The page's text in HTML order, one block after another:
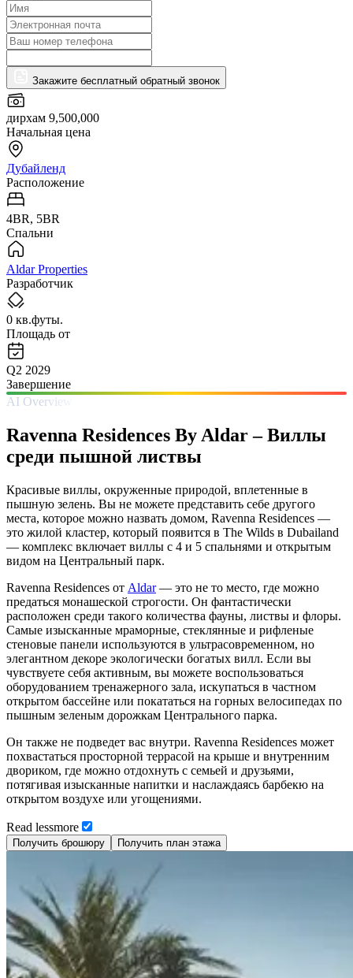
Закажите бесплатный обратный звонок
дирхам 9,500,000
Начальная цена
Дубайленд
Расположение
4BR, 5BR
Спальни
Aldar Properties
Разработчик
0 кв.футы.
Площадь от
Q2 2029
Завершение
AI Overview
Ravenna Residences By Aldar – Виллы
среди пышной листвы
Красивые виллы, окруженные природой, вплетенные в
пышную зелень. Вы не можете представить себе другого
места, которое можно назвать домом, Ravenna Residences —
это жилой кластер, который появится в The Wilds в Dubailand
— комплекс включает виллы с 4 и 5 спальнями и открытым
видом на Центральный парк.
Ravenna Residences от Aldar— это не то место, где можно
предаться монашеской строгости. Он фантастически
расположен среди такого количества фауны, листвы и флоры.
Самые изысканные мраморные, стеклянные и рифленые
стеновые панели используются в ультрасовременном, но
элегантном декоре экологически богатых вилл. Если вы
чувствуете себя активным, вы можете воспользоваться
оборудованием тренажерного зала, искупаться в частном
открытом бассейне или покататься на горных велосипедах по
пышным зеленым дорожкам Центрального парка.
Он также не подведет вас внутри. Ravenna Residences может
похвастаться просторной террасой на крыше и внутренним
двориком, где можно отдохнуть с семьей и друзьями,
потягивая изысканные напитки и наслаждаясь барбекю на
открытом воздухе или угощениями.
Read lessmore
Получить брошюру Получить план этажа